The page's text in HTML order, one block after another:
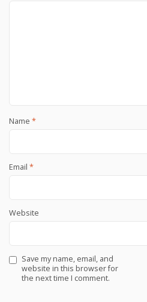
Name *
Email *
Website
Save my name, email, and
website in this browser for
the next time I comment.